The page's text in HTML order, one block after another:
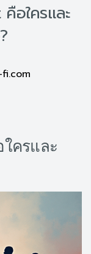
อใครและ
ใครและ